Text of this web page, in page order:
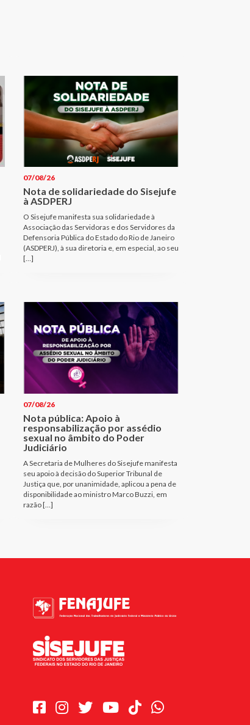
07/08/26
Nota de solidariedade do Sisejufe
à ASDPERJ
O Sisejufe manifesta sua solidariedade à
Associação das Servidoras e dos Servidores da
Defensoria Pública do Estado do Rio de Janeiro
(ASDPERJ), à sua diretoria e, em especial, ao seu
[…]
07/08/26
Nota pública: Apoio à
responsabilização por assédio
sexual no âmbito do Poder
Judiciário
A Secretaria de Mulheres do Sisejufe manifesta
seu apoio à decisão do Superior Tribunal de
Justiça que, por unanimidade, aplicou a pena de
disponibilidade ao ministro Marco Buzzi, em
razão […]
FacebookInstagram
TwitterYoutubeTikTokWhatsapp